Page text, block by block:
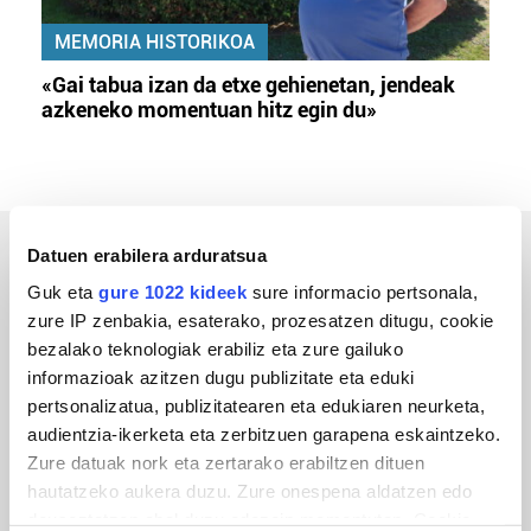
Datuen erabilera arduratsua
Guk eta gure 1022 kideek sure informacio pertsonala,
zure IP zenbakia, esaterako, prozesatzen ditugu, cookie
bezalako teknologiak erabiliz eta zure gailuko
informazioak azitzen dugu publizitate eta eduki
pertsonalizatua, publizitatearen eta edukiaren neurketa,
audientzia-ikerketa eta zerbitzuen garapena eskaintzeko.
Zure datuak nork eta zertarako erabiltzen dituen
hautatzeko aukera duzu. Zure onespena aldatzen edo
MEMORIA HISTORIKOA
«Gai tabua izan da etxe gehienetan, jendeak
azkeneko momentuan hitz egin du»